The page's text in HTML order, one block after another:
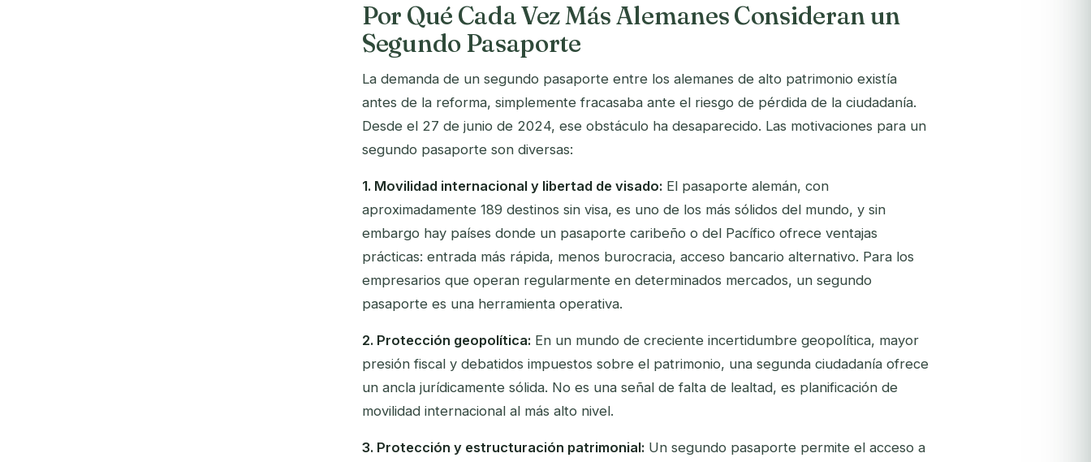
Por Qué Cada Vez Más Alemanes Consideran un
Segundo Pasaporte
La demanda de un segundo pasaporte entre los alemanes de alto patrimonio existía
antes de la reforma, simplemente fracasaba ante el riesgo de pérdida de la ciudadanía.
Desde el 27 de junio de 2024, ese obstáculo ha desaparecido. Las motivaciones para un
segundo pasaporte son diversas:
1. Movilidad internacional y libertad de visado: El pasaporte alemán, con
aproximadamente 189 destinos sin visa, es uno de los más sólidos del mundo, y sin
embargo hay países donde un pasaporte caribeño o del Pacífico ofrece ventajas
prácticas: entrada más rápida, menos burocracia, acceso bancario alternativo. Para los
empresarios que operan regularmente en determinados mercados, un segundo
pasaporte es una herramienta operativa.
2. Protección geopolítica: En un mundo de creciente incertidumbre geopolítica, mayor
presión fiscal y debatidos impuestos sobre el patrimonio, una segunda ciudadanía ofrece
un ancla jurídicamente sólida. No es una señal de falta de lealtad, es planificación de
movilidad internacional al más alto nivel.
3. Protección y estructuración patrimonial: Un segundo pasaporte permite el acceso a